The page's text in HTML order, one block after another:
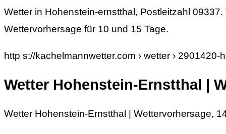
Wetter in Hohenstein-ernstthal, Postleitzahl
Wettervorhersage für 10 und 15 Tage.
http s://kachelmannwetter.com › wetter ›
Wetter Hohenstein-Ernstthal |
Wetter Hohenstein-Ernstthal | Wettervorhersage,